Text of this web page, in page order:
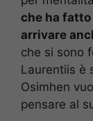
che ha fatto
arrivare
che si sono
Laurentiis è
Osimhen
pensare al